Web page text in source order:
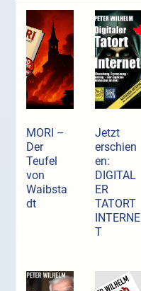
MORI –
Der
Teufel
von
Waibsta
dt
Jetzt
erschien
en:
DIGITAL
ER
TATORT
INTERNE
T